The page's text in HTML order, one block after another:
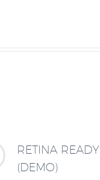
RETINA READY
(DEMO)